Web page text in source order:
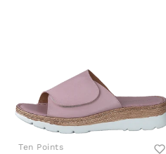
Ten Points